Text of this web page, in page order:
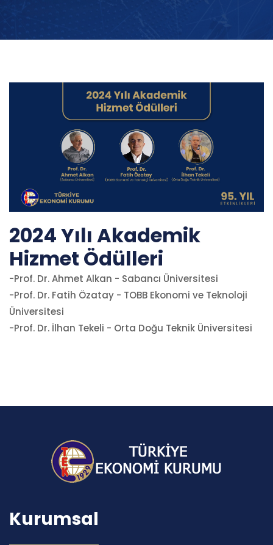
2024 Yılı Akademik
Hizmet Ödülleri
-Prof. Dr. Ahmet Alkan - Sabancı Üniversitesi
-Prof. Dr. Fatih Özatay - TOBB Ekonomi ve Teknoloji
Üniversitesi
-Prof. Dr. İlhan Tekeli - Orta Doğu Teknik Üniversitesi
Kurumsal